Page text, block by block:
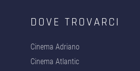
DOVE TROVARCI
Cinema Adriano
Cinema Atlantic